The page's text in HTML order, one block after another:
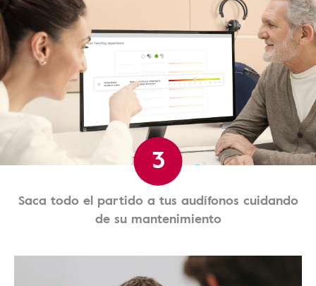
3
Saca todo el partido a tus audífonos cuidando
de su mantenimiento